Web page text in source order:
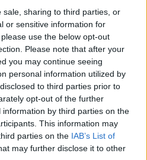
sale, sharing to third parties, or
or sensitive information for
use the below opt-out
Please note that after your
you may continue seeing
personal information utilized by
to third parties prior to
opt-out of the further
by third parties on the
This information may
parties on the IAB’s List of
may further disclose it to other
2009 1
2010
– Serie 7
(donna)
OSPITEDI SOPHIE